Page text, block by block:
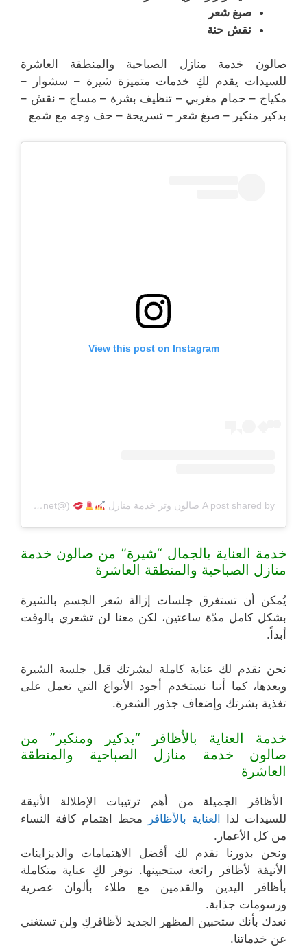
صبغ شعر
نقش حنة
صالون خدمة منازل الصباحية والمنطقة العاشرة
للسيدات يقدم لكِ خدمات متميزة شيرة – سشوار –
مكياج – حمام مغربي – تنظيف بشرة – مساج – نقش –
بدكير منكير – صبغ شعر – تسريحة – حف وجه مع شمع
View this post on Instagram
A post shared by صالون وتر خدمة منازل (@beautyq8net)
خدمة العناية بالجمال “شيرة” من صالون خدمة
منازل الصباحية والمنطقة العاشرة
يُمكن أن تستغرق جلسات إزالة شعر الجسم بالشيرة
بشكل كامل مدّة ساعتين، لكن معنا لن تشعري بالوقت
أبداً.
نحن نقدم لك عناية كاملة لبشرتك قبل جلسة الشيرة
وبعدها، كما أننا نستخدم أجود الأنواع التي تعمل على
تغذية بشرتك وإضعاف جذور الشعرة.
خدمة العناية بالأظافر “بدكير ومنكير” من
صالون خدمة منازل الصباحية والمنطقة
العاشرة
الأظافر الجميلة من أهم ترتيبات الإطلالة الأنيقة
للسيدات لذا العناية بالأظافر
محط اهتمام كافة النساء
من كل الأعمار.
ونحن بدورنا نقدم لك أفضل الاهتمامات والديزاينات
الأنيقة لأظافر رائعة ستحبينها. نوفر لكِ عناية متكاملة
بأظافر اليدين والقدمين مع طلاء بألوان عصرية
ورسومات جذابة.
نعدك بأنك ستحبين المظهر الجديد لأظافركِ ولن تستغني
عن خدماتنا.